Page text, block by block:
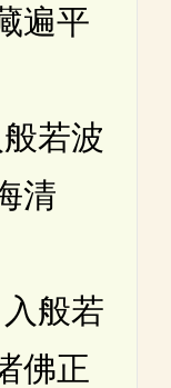
遍平
若波
清
般若
佛正